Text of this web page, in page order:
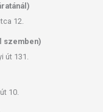
12.
szemben)
út 131.
10.